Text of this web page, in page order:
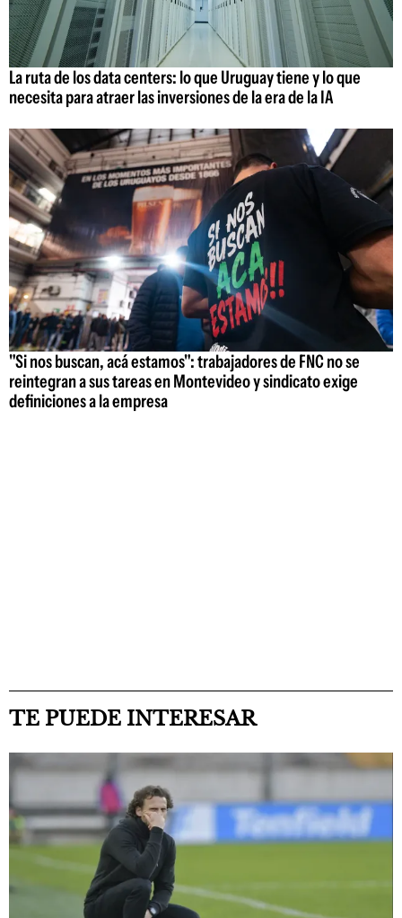
La ruta de los data centers: lo que Uruguay tiene y lo que
necesita para atraer las inversiones de la era de la IA
"Si nos buscan, acá estamos": trabajadores de FNC no se
reintegran a sus tareas en Montevideo y sindicato exige
definiciones a la empresa
TE PUEDE INTERESAR